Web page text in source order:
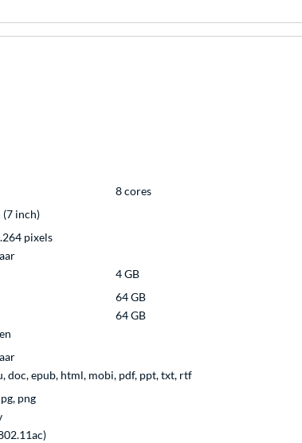
8 cores
(7 inch)
pixels
4 GB
64 GB
64 GB
doc, epub, html, mobi, pdf, ppt, txt, rtf
png